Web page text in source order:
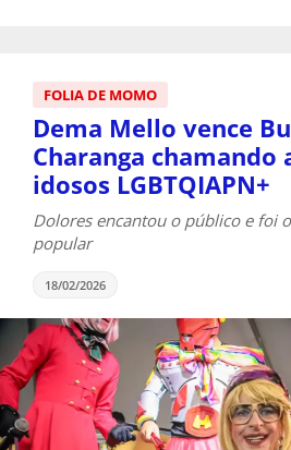
FOLIA DE MOMO
Dema Mello vence
Charanga chamando
idosos LGBTQIAPN+
Dolores encantou o público e foi
popular
18/02/2026